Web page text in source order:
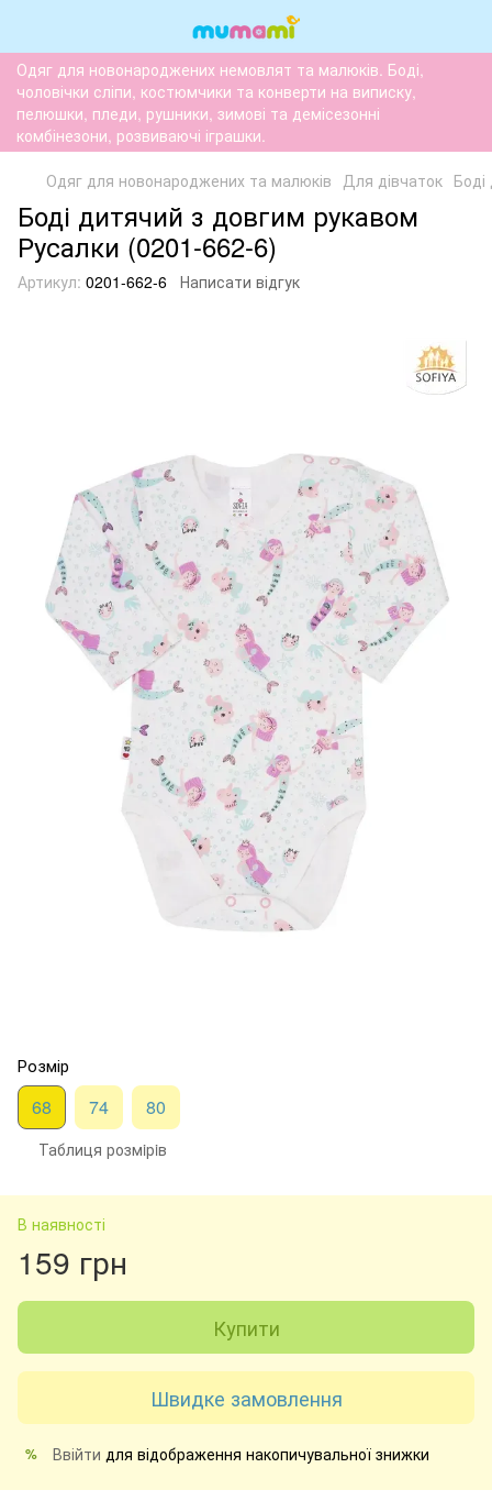
Одяг для новонароджених немовлят та малюків. Боді,
чоловічки сліпи, костюмчики та конверти на виписку,
пелюшки, пледи, рушники, зимові та демісезонні
комбінезони, розвиваючі іграшки.
Одяг для новонароджених та малюків Для дівчаток Боді
Боді дитячий з довгим рукавом
Русалки (0201-662-6)
Артикул: 0201-662-6 Написати відгук
Розмір
68 74 80
Таблиця розмiрiв
В наявності
159 грн
Купити
Швидке замовлення
% Ввійти для відображення накопичувальної знижки